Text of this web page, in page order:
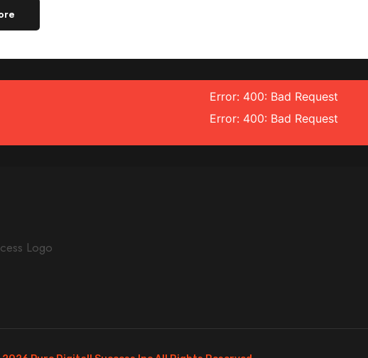
Error: 400: Bad Request
Error: 400: Bad Request